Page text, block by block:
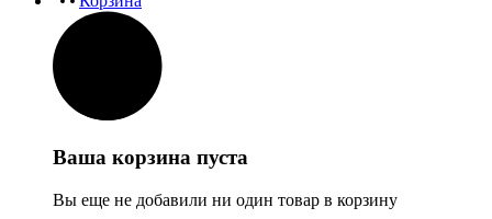
Ваша корзина пуста
Вы еще не добавили ни один товар в корзину